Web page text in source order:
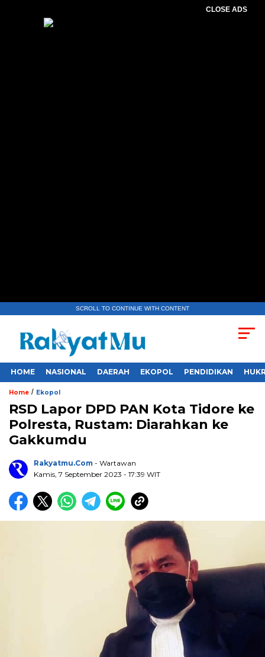
CLOSE ADS
SCROLL TO CONTINUE WITH CONTENT
HOME NASIONAL DAERAH EKOPOL PENDIDIKAN
Home / Ekopol
RSD Lapor DPD PAN Kota Tidore ke
Polresta, Rustam: Diarahkan ke
Gakkumdu
Rakyatmu.com - Wartawan
Kamis, 7 September 2023 - 17:39 WIT